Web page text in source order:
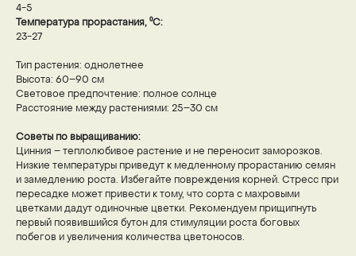
4-5
Температура прорастания, ⁰С:
23-27
Тип растения: однолетнее
Высота: 60–90 см
Световое предпочтение: полное солнце
Расстояние между растениями: 25–30 см
Советы по выращиванию:
Цинния – теплолюбивое растение и не переносит заморозков.
Низкие температуры приведут к медленному прорастанию семян
и замедлению роста. Избегайте повреждения корней. Стресс при
пересадке может привести к тому, что сорта с махровыми
цветками дадут одиночные цветки. Рекомендуем прищипнуть
первый появившийся бутон для стимуляции роста боговых
побегов и увеличения количества цветоносов.